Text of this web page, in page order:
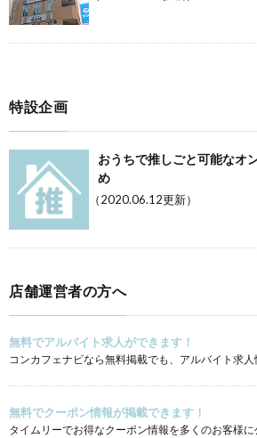
特設企画
おうちで推しごと可能なオ
め
（2020.06.12更新）
店舗運営者の方へ
無料でアルバイト求人ができます！
コンカフェナビなら無料掲載でも、アルバイト求人
無料でクーポン情報が掲載できます！
タイムリーでお得なクーポン情報を多くのお客様に